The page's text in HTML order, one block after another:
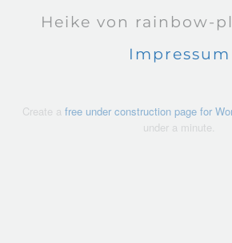
Heike von rainbow-
Impressum
Create a free under construction page for
under a minute.